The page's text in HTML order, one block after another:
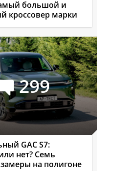
большой и
кроссовер марки
299
GAC S7:
нет? Семь
на полигоне